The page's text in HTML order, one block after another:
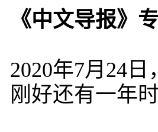
《中文导报》
2020年7月24
刚好还有一年时